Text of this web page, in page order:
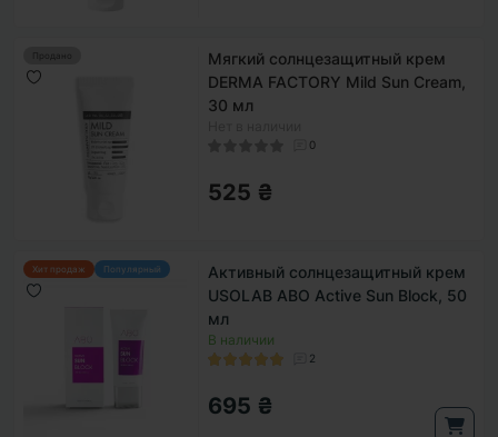
Продано
Мягкий солнцезащитный крем
DERMA FACTORY Mild Sun Cream,
30 мл
0
525 ₴
Хит продаж Популярный
Активный солнцезащитный крем
USOLAB ABO Active Sun Block, 50
мл
В наличии
2
695 ₴